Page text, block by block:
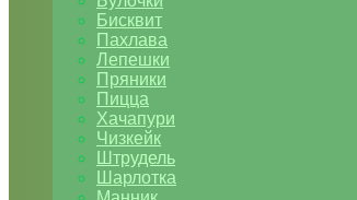
Бисквит
Пахлава
Лепешки
Пряники
Пицца
Хачапури
Чизкейк
Штрудель
Шарлотка